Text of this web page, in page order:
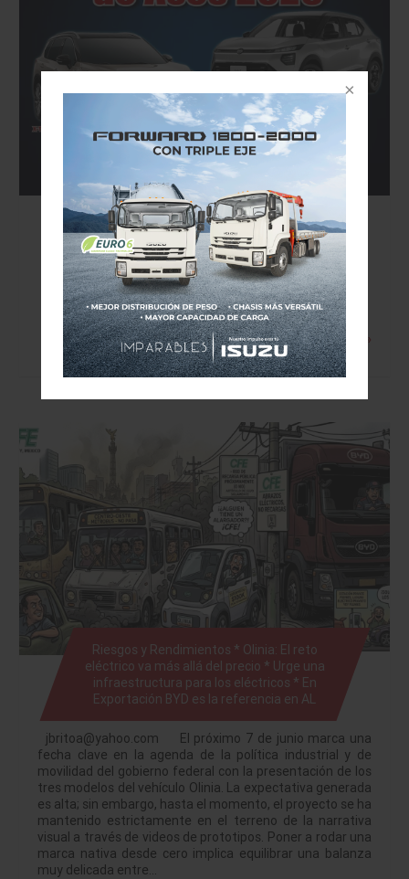
VISION AUTOMOTRIZ/REVISTA DIGITAL/16 DE
MAYO DE 2026
Leer más »
Riesgos y Rendimientos * Olinia: El reto
eléctrico va más allá del precio * Urge una
infraestructura para los eléctricos * En
Exportación BYD es la referencia en AL
jbritoa@yahoo.com El próximo 7 de junio marca una
fecha clave en la agenda de la política industrial y de
movilidad del gobierno federal con la presentación de los
tres modelos del vehículo Olinia. La expectativa generada
es alta; sin embargo, hasta el momento, el proyecto se ha
mantenido estrictamente en el terreno de la narrativa
visual a través de videos de prototipos. Poner a rodar una
marca nativa desde cero implica equilibrar una balanza
muy delicada entre…